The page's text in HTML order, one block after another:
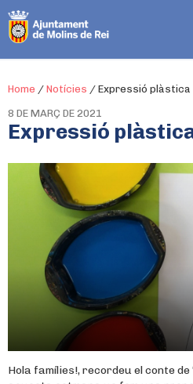
Home / Notícies / Expressió plàstica
8 DE MARÇ DE 2021
Expressió
Hola famílies!, recordeu el conte de